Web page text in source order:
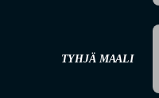
TYHJÄ MAALI